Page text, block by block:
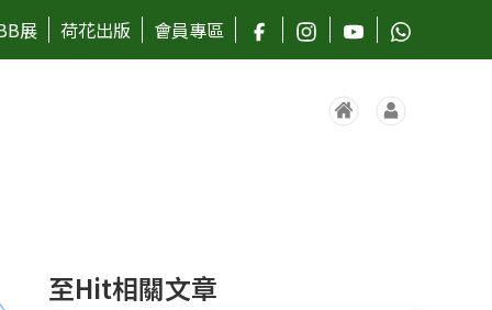
展 荷花出版 會員專區
至Hit相關文章